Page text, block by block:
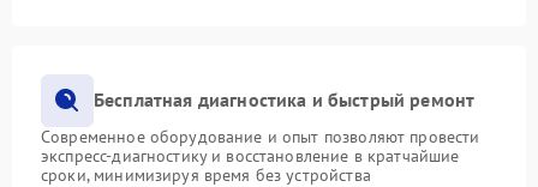
Бесплатная диагностика и быстрый ремонт
Современное оборудование и опыт позволяют провести
экспресс-диагностику и восстановление в кратчайшие
сроки, минимизируя время без устройства